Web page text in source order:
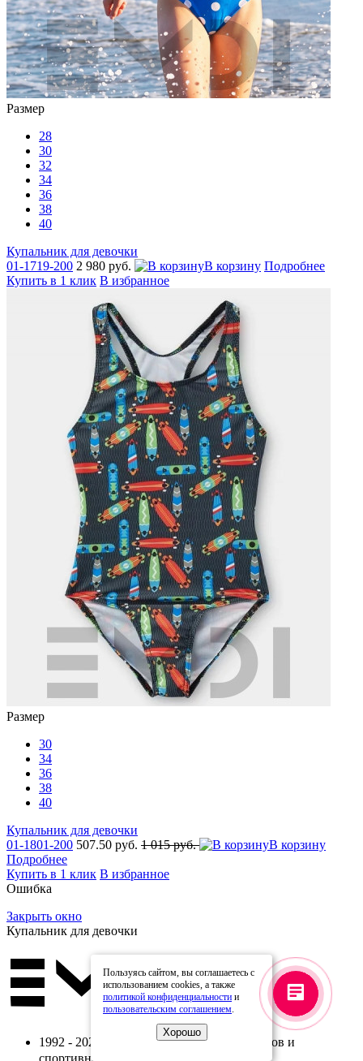
Размер
28
30
32
34
36
38
40
Купальник для девочки
01-1719-200 2 980 руб. В корзину Подробнее
Купить в 1 клик В избранное
Размер
30
34
36
38
40
Купальник для девочки
01-1801-200 507.50 руб. 1 015 руб.
В корзину
Подробнее
Купить в 1 клик В избранное
Ошибка
Закрыть окно
Купальник для девочки
1992 - 2026. Интернет-магазин купальников и
спортивной одежды Emdi
Пользуясь сайтом, вы соглашаетесь с
использованием cookies, а также
политикой конфиденциальности и
пользовательским соглашением.
Хорошо